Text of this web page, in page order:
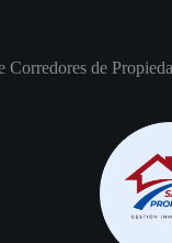
Corredores de